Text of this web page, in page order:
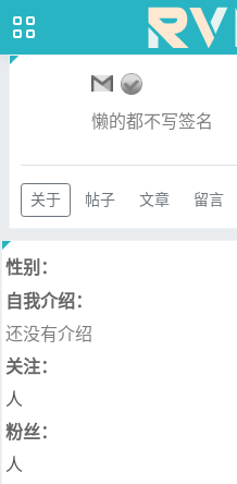
懒的都不写签名
关于 帖子 文章 留言
性别：
自我介绍：
还没有介绍
关注：
人
粉丝：
人